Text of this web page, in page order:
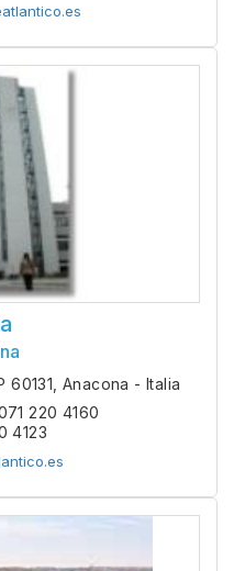
60131, Anacona - Italia
220 4160
4123